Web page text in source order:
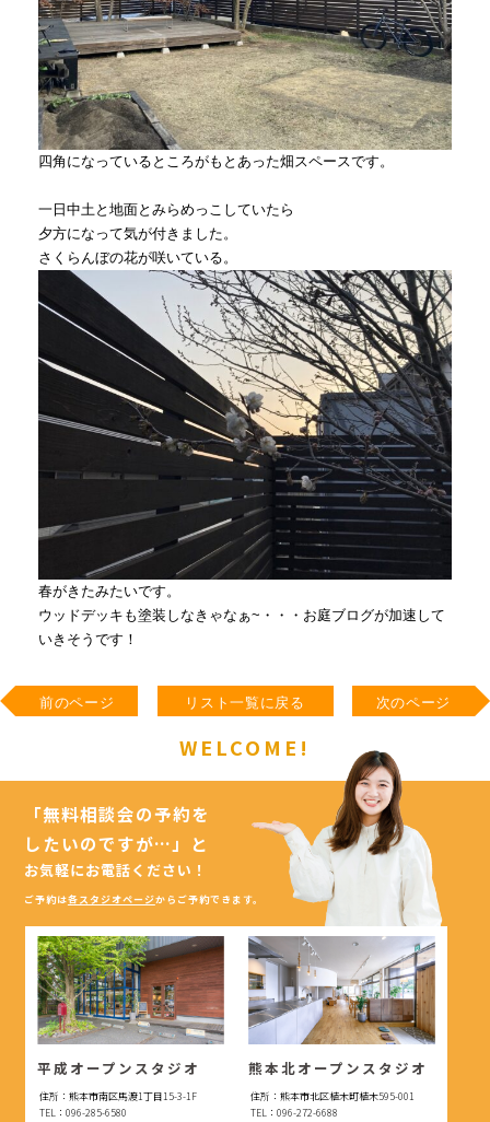
四角になっているところがもとあった畑スペースです。
一日中土と地面とみらめっこしていたら
夕方になって気が付きました。
さくらんぼの花が咲いている。
春がきたみたいです。
ウッドデッキも塗装しなきゃなぁ~・・・お庭ブログが加速して
いきそうです！
前のページ リスト一覧に戻る 次のページ
WELCOME!
「無料相談会の予約を
したいのですが…」
と
お気軽にお電話ください！
ご予約は各スタジオページからご予約できます。
平成オープンスタジオ
住所：熊本市南区馬渡1丁目15-3-1F
TEL：096-285-6580
熊本北オープンスタジオ
住所：熊本市北区植木町植木595-001
TEL：096-272-6688